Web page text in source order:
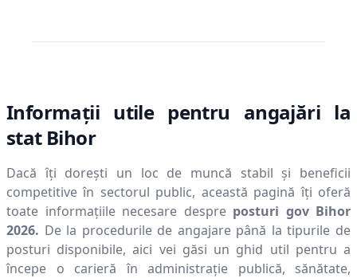
Informații utile pentru angajări la
stat Bihor
Dacă îți dorești un loc de muncă stabil și beneficii
competitive în sectorul public, această pagină îți oferă
toate informațiile necesare despre posturi gov Bihor
2026. De la procedurile de angajare până la tipurile de
posturi disponibile, aici vei găsi un ghid util pentru a
începe o carieră în administrație publică, sănătate,